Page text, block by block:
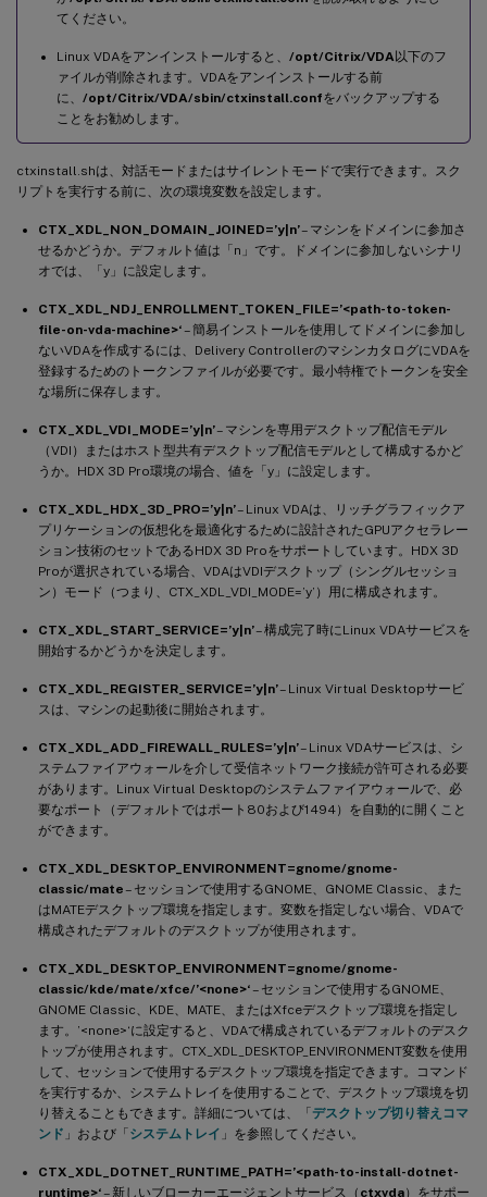
てください。
Linux VDAをアンインストールすると、 /opt/Citrix/VDA以下のフ
ァイルが削除されます。VDAをアンインストールする前
に、 /opt/Citrix/VDA/sbin/ctxinstall.confをバックアップする
ことをお勧めします。
ctxinstall.shは、対話モードまたはサイレントモードで実行できます。スク
リプトを実行する前に、次の環境変数を設定します。
CTX_XDL_NON_DOMAIN_JOINED=’y|n’– マシンをドメインに参加さ
せるかどうか。デフォルト値は「n」です。ドメインに参加しないシナリ
オでは、「y」に設定します。
CTX_XDL_NDJ_ENROLLMENT_TOKEN_FILE=’<path-to-token-
file-on-vda-machine>‘– 簡易インストールを使用してドメインに参加し
ないVDAを作成するには、Delivery ControllerのマシンカタログにVDAを
登録するためのトークンファイルが必要です。最小特権でトークンを安全
な場所に保存します。
CTX_XDL_VDI_MODE=’y|n’– マシンを専用デスクトップ配信モデル
（VDI）またはホスト型共有デスクトップ配信モデルとして構成するかど
うか。HDX 3D Pro環境の場合、値を「y」に設定します。
CTX_XDL_HDX_3D_PRO=’y|n’– Linux VDAは、リッチグラフィックア
プリケーションの仮想化を最適化するために設計されたGPUアクセラレー
ション技術のセットであるHDX 3D Proをサポートしています。HDX 3D
Proが選択されている場合、VDAはVDIデスクトップ（シングルセッショ
ン）モード（つまり、CTX_XDL_VDI_MODE=’y’）用に構成されます。
CTX_XDL_START_SERVICE=’y|n’– 構成完了時にLinux VDAサービスを
開始するかどうかを決定します。
CTX_XDL_REGISTER_SERVICE=’y|n’– Linux Virtual Desktopサービ
スは、マシンの起動後に開始されます。
CTX_XDL_ADD_FIREWALL_RULES=’y|n’– Linux VDAサービスは、シ
ステムファイアウォールを介して受信ネットワーク接続が許可される必要
があります。Linux Virtual Desktopのシステムファイアウォールで、必
要なポート（デフォルトではポート80および1494）を自動的に開くこと
ができます。
CTX_XDL_DESKTOP_ENVIRONMENT=gnome/gnome-
classic/mate– セッションで使用するGNOME、GNOME Classic、また
はMATEデスクトップ環境を指定します。変数を指定しない場合、VDAで
構成されたデフォルトのデスクトップが使用されます。
CTX_XDL_DESKTOP_ENVIRONMENT=gnome/gnome-
classic/kde/mate/xfce/’<none>‘– セッションで使用するGNOME、
GNOME Classic、KDE、MATE、またはXfceデスクトップ環境を指定し
ます。’<none>‘に設定すると、VDAで構成されているデフォルトのデスク
トップが使用されます。CTX_XDL_DESKTOP_ENVIRONMENT変数を使用
して、セッションで使用するデスクトップ環境を指定できます。コマンド
を実行するか、システムトレイを使用することで、デスクトップ環境を切
り替えることもできます。詳細については、「 デスクトップ切り替えコマ
ンド 」および「 システムトレイ 」を参照してください。
CTX_XDL_DOTNET_RUNTIME_PATH=’<path-to-install-dotnet-
runtime>‘– 新しいブローカーエージェントサービス（ ctxvda）をサポー